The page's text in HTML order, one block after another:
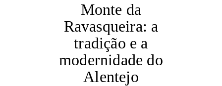
Monte da
Ravasqueira: a
tradição e a
modernidade do
Alentejo